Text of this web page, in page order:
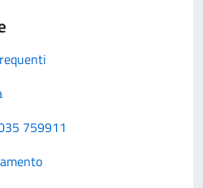
759911